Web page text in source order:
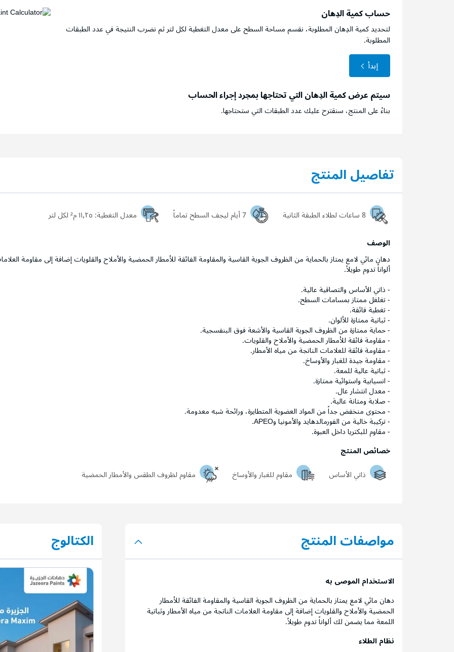
حساب كمية الدِهان
لتحديد كمية الدِهان المطلوبة، نقسم مساحة السطح على معدل التغطية لكل لتر ثم نضرب النتيجة في عدد الطبقات
المطلوبة.
إبدأ
سيتم عرض كمية الدِهان التي تحتاجها بمجرد إجراء الحساب
بناءً على المنتج، سنقترح عليك عدد الطبقات التي ستحتاجها.
تفاصيل المنتج
8 ساعات لطلاء الطبقة الثانية 7 أيام ليجف السطح تماماً معدل التغطية:
الوصف
دهان مائي لامع يمتاز بالحماية من الظروف الجوية القاسية والمقاومة الفائقة للأمطار الحمضية والأملاح والقلويات إضافة إلى مقاومة
ألواناً تدوم طويلاً.
- ذاتي الأساس والتصاقية عالية.
- تغلغل ممتاز بمسامات السطح.
- تغطية فائقة.
- ثباتية ممتازة للألوان.
- حماية ممتازة من الظروف الجوية القاسية والأشعة فوق البنفسجية.
- مقاومة فائقة للأمطار الحمضية والأملاح والقلويات.
- مقاومة فائقة للعلامات الناتجة من مياه الأمطار.
- مقاومة جيدة للغبار والأوساخ.
- ثباتية عالية للمعة.
- انسيابية واستوائية ممتازة.
- معدل انتشار عال.
- صلابة ومتانة عالية.
- محتوى منخفض جداً من المواد العضوية المتطايرة، ورائحة شبه معدومة.
- تركيبة خالية من الفورمالدهايد والأمونيا وAPEO.
- مقاوم للبكتريا داخل العبوة.
خصائص المنتج
ذاتي الأساس
مقاوم للغبار والأوساخ مقاوم لظروف الطقس والأمطار الحمضية
مواصفات المنتج
الاستخدام الموصى به
دهان مائي لامع يمتاز بالحماية من الظروف الجوية القاسية والمقاومة الفائقة للأمطار
الحمضية والأملاح والقلويات إضافة إلى مقاومة العلامات الناتجة من مياه الأمطار وثباتية
اللمعة مما يضمن لك ألواناً تدوم طويلاً.
نظام الطلاء
الكتالوج